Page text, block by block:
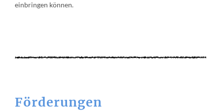
einbringen können.
Förderungen